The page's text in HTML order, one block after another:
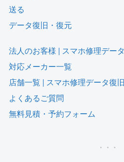
送る
データ復旧・復元
法人のお客様 | スマホ修理デー
対応メーカー一覧
店舗一覧 | スマホ修理データ復
よくあるご質問
無料見積・予約フォーム